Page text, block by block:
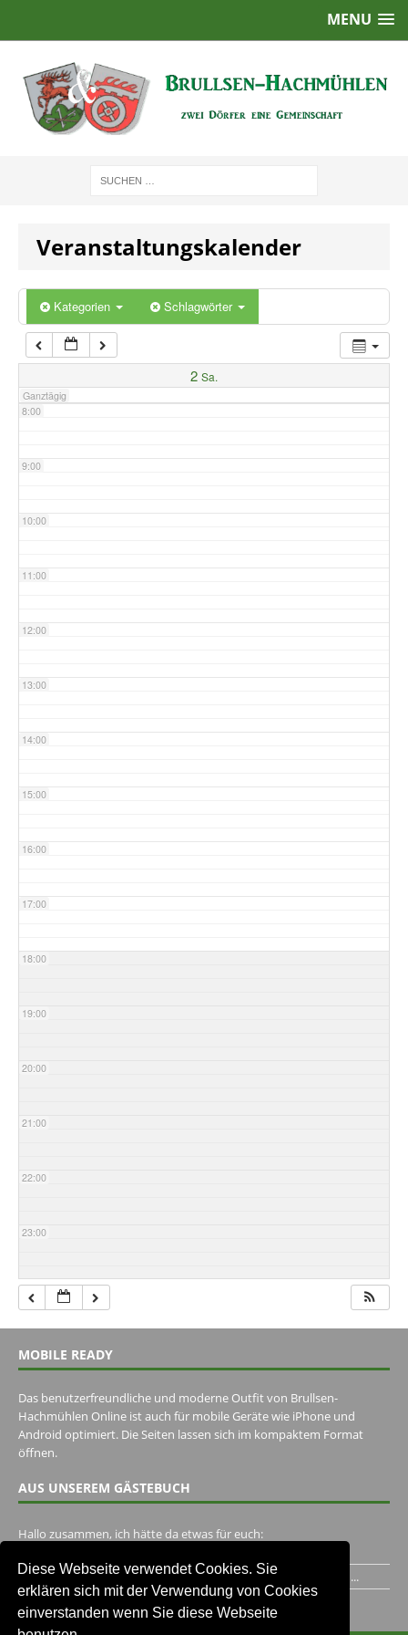
Diese Webseite verwendet Cookies. Sie
erklären sich mit der Verwendung von Cookies
einverstanden wenn Sie diese Webseite
MENU
Veranstaltungskalender
Kategorien Schlagwörter
2 Sa.
Ganztägig
2:00
5:00
7:00
8:00
9:00
10:00
11:00
12:00
13:00
14:00
15:00
16:00
17:00
18:00
19:00
20:00
21:00
22:00
23:00
MOBILE READY
Das benutzerfreundliche und moderne Outfit von Brullsen-
Hachmühlen Online ist auch für mobile Geräte wie iPhone und
Android optimiert. Die Seiten lassen sich im kompaktem Format
öffnen.
AUS UNSEREM GÄSTEBUCH
Hallo zusammen, ich hätte da etwas für euch:
Ich habe ein Jahr im Gasthaus Hugo Pape verbracht..Habe ihn...
Unser Gästebuch besuchen